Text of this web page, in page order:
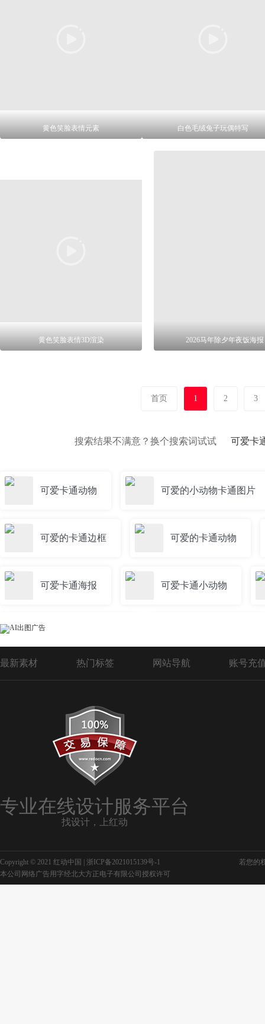
黄色笑脸表情元素 白色毛绒兔子玩偶特写
黄色笑脸表情3D渲染 2026马年除夕年夜饭海报
首页 1 2 3
搜索结果不满意？换个搜索词试试 可爱卡
可爱卡通动物 可爱的小动物卡通图片
可爱的卡通边框 可爱的卡通动物
可爱卡通海报 可爱卡通小动物
可爱卡通小动物头像
可爱卡通老虎 可爱的卡通小动物图片
可爱女生卡通人物
卡通可爱小女孩
可爱卡通五角星
最新素材 热门标签 网站导航 账号充
专业在线设计服务平台
找设计，上红动
Copyright © 2021 红动中国 | 浙ICP备2021015139号-1
若您的
本公司网络广告用字经北大方正电子有限公司授权许可